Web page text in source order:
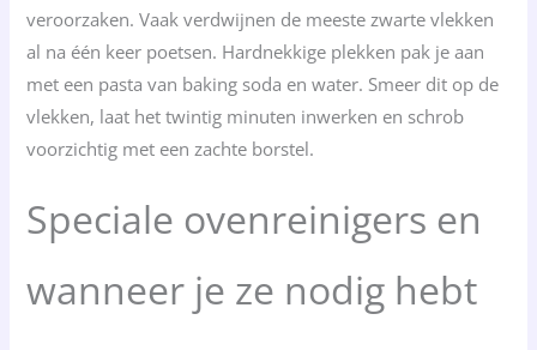
veroorzaken. Vaak verdwijnen de meeste zwarte vlekken
al na één keer poetsen. Hardnekkige plekken pak je aan
met een pasta van baking soda en water. Smeer dit op de
vlekken, laat het twintig minuten inwerken en schrob
voorzichtig met een zachte borstel.
Speciale ovenreinigers en
wanneer je ze nodig hebt